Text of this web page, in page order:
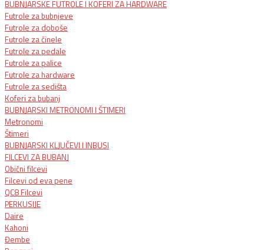
BUBNJARSKE FUTROLE I KOFERI ZA HARDWARE
Futrole za bubnjeve
Futrole za doboše
Futrole za činele
Futrole za pedale
Futrole za palice
Futrole za hardware
Futrole za sedišta
Koferi za bubanj
BUBNJARSKI METRONOMI I ŠTIMERI
Metronomi
Štimeri
BUBNJARSKI KLJUČEVI I INBUSI
FILCEVI ZA BUBANJ
Obični filcevi
Filcevi od eva pene
QC8 Filcevi
PERKUSIJE
Daire
Kahoni
Đembe